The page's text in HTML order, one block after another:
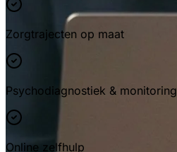
Zorgtrajecten op maat
Psychodiagnostiek & monitoring
Online zelfhulp